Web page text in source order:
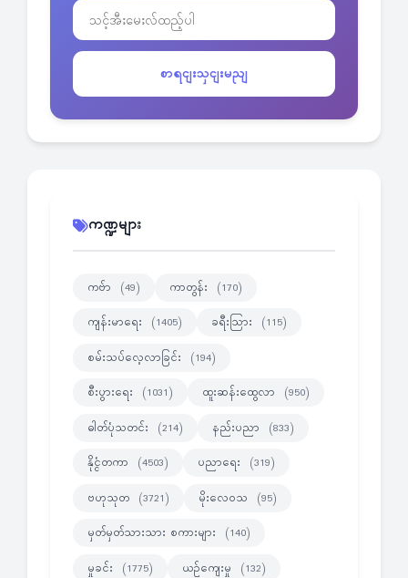
စာရငျးသှငျးမညျ
ကဏ္ဍများ
ကဗ်ာ (49) ကာတွန်း (170)
ကျန်းမာရေး (1405) ခရီးသြား (115)
စမ်းသပ်လေ့လာခြင်း (194)
စီးပွားရေး (1031) ထူးဆန်းထွေလာ (950)
ဓါတ်ပုံသတင်း (214) နည်းပညာ (833)
နိုင္ငံတကာ (4503) ပညာရေး (319)
ဗဟုသုတ (3721) မိုးလေဝသ (95)
မှတ်မှတ်သားသား စကားများ (140)
မှုခင်း (1775) ယဉ်ကျေးမှု (132)